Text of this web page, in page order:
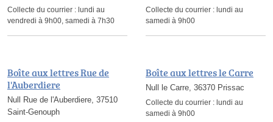
Collecte du courrier : lundi au
vendredi à 9h00, samedi à 7h30
Collecte du courrier : lundi au
samedi à 9h00
Boîte aux lettres Rue de
l'Auberdiere
Null Rue de l'Auberdiere, 37510
Saint-Genouph
Boîte aux lettres le Carre
Null le Carre, 36370 Prissac
Collecte du courrier : lundi au
samedi à 9h00